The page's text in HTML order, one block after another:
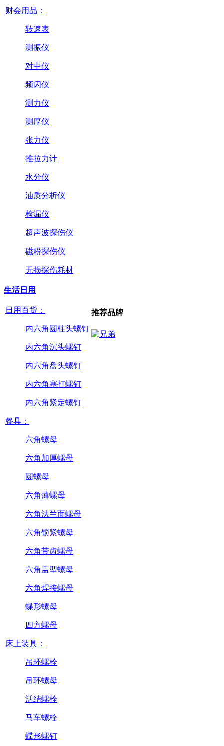
财会用品：
转速表
测振仪
对中仪
频闪仪
测力仪
测厚仪
张力仪
推拉力计
水分仪
油质分析仪
检漏仪
超声波探伤仪
磁粉探伤仪
无损探伤耗材
生活日用
日用百货：
内六角圆柱头螺钉
内六角沉头螺钉
内六角盘头螺钉
内六角塞打螺钉
内六角紧定螺钉
餐具：
六角螺母
六角加厚螺母
圆螺母
六角薄螺母
六角法兰面螺母
六角锁紧螺母
六角带齿螺母
六角盖型螺母
六角焊接螺母
蝶形螺母
四方螺母
床上装具：
吊环螺栓
吊环螺母
活结螺栓
马车螺栓
蝶形螺钉
推荐品牌